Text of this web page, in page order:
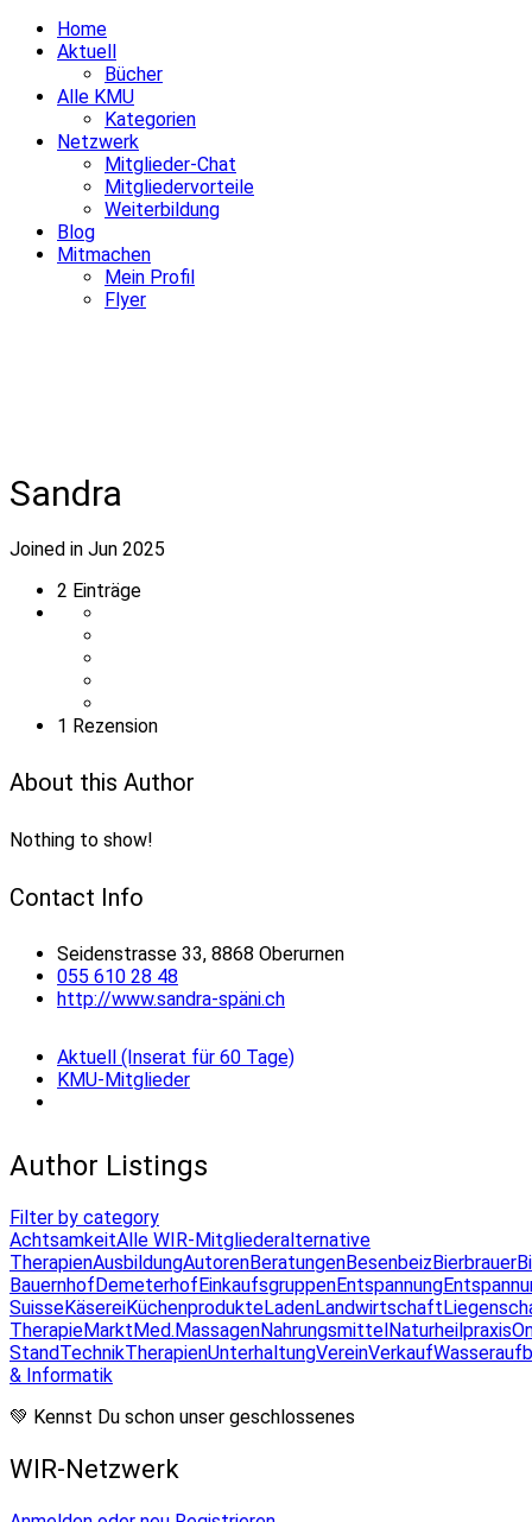
Home
Aktuell
Bücher
Alle KMU
Kategorien
Netzwerk
Mitglieder-Chat
Mitgliedervorteile
Weiterbildung
Blog
Mitmachen
Mein Profil
Flyer
Sandra
Joined in Jun 2025
2 Einträge
1 Rezension
About this Author
Nothing to show!
Contact Info
Seidenstrasse 33, 8868 Oberurnen
055 610 28 48
http://www.sandra-späni.ch
Aktuell (Inserat für 60 Tage)
KMU-Mitglieder
Author Listings
Filter by category
AchtsamkeitAlle WIR-Mitgliederalternative
TherapienAusbildungAutorenBeratungenBesenbeizBierbrauer
BauernhofDemeterhofEinkaufsgruppenEntspannung
SuisseKäsereiKüchenprodukteLadenLandwirtschaft
TherapieMarktMed.MassagenNahrungsmittelNaturheilpraxis
StandTechnikTherapienUnterhaltungVereinVerkauf
& Informatik
💚 Kennst Du schon unser geschlossenes
WIR-Netzwerk